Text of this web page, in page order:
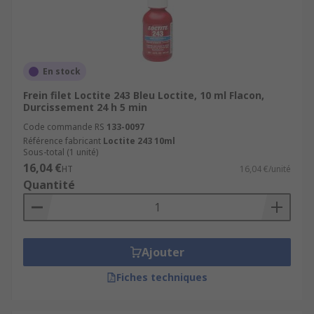
En stock
Frein filet Loctite 243 Bleu Loctite, 10 ml Flacon,
Durcissement 24 h 5 min
Code commande RS 133-0097
Référence fabricant Loctite 243 10ml
Sous-total (1 unité)
16,04 €HT 16,04 €/unité
Quantité
Ajouter
Fiches techniques